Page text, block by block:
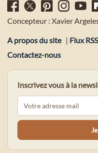
Concepteur : Xavier
A propos du site | Flux RSS
Contactez-nous
Inscrivez vous à la